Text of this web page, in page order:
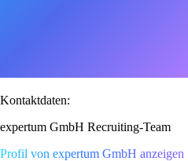
Kontaktdaten:
expertum GmbH Recruiting-Team
Profil von expertum GmbH anzeigen